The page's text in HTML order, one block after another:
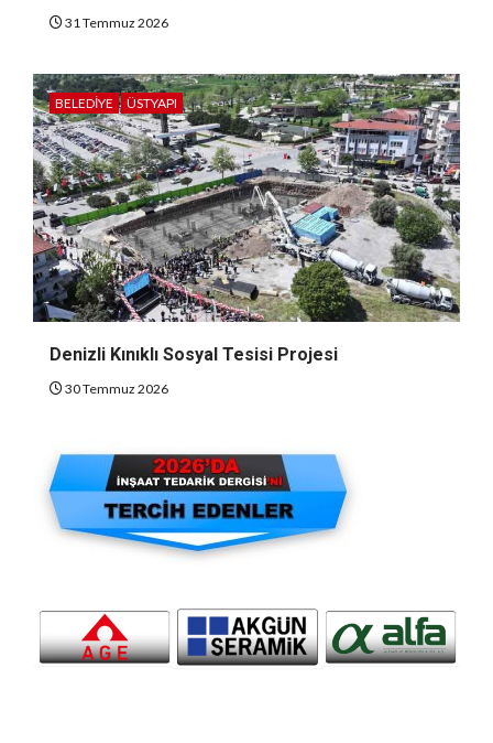
31 Temmuz 2026
BELEDIYE ÜSTYAPI
Denizli Kınıklı Sosyal Tesisi Projesi
30 Temmuz 2026